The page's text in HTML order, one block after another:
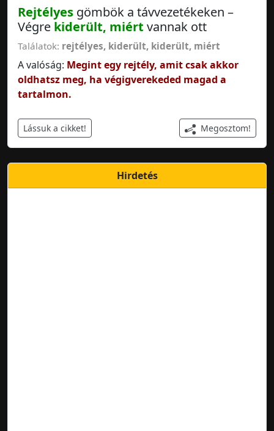
Rejtélyes gömbök a távvezetékeken –
Végre kiderült, miért vannak ott
Találatok: rejtélyes, kiderült, kiderült, miért
A valóság: Megint egy rejtély, amit csak akkor
oldhatsz meg, ha végigverekeded magad a
tartalmon.
Lássuk a cikket! Megosztom!
Hirdetés